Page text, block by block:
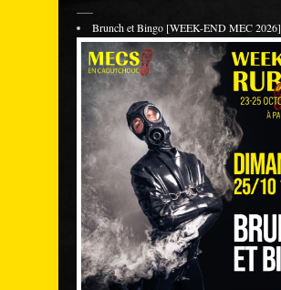
Brunch et Bingo [WEEK-END MEC 2026]